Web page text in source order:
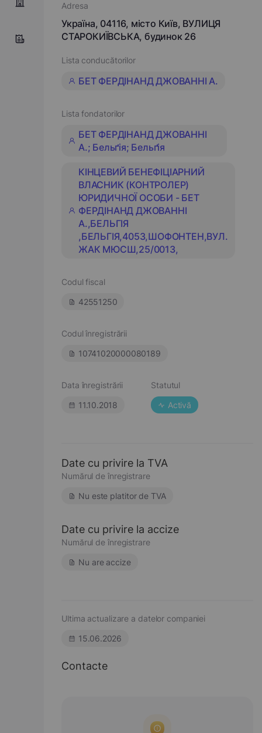
Adresa
Україна, 04116, місто Київ, ВУЛИЦЯ
СТАРОКИЇВСЬКА, будинок 26
Lista conducătorilor
БЕТ ФЕРДІНАНД ДЖОВАННІ А.
Lista fondatorilor
БЕТ ФЕРДІНАНД ДЖОВАННІ
А.; Бельґія; Бельґія
КІНЦЕВИЙ БЕНЕФІЦІАРНИЙ
ВЛАСНИК (КОНТРОЛЕР)
ЮРИДИЧНОЇ ОСОБИ - БЕТ
ФЕРДІНАНД ДЖОВАННІ
А.,БЕЛЬГІЯ
,БЕЛЬГІЯ,4053,ШОФОНТЕН,ВУЛ.
ЖАК МЮСШ,25/0013,
Codul fiscal
42551250
Codul înregistrării
10741020000080189
Data înregistrării
11.10.2018
Statutul
Activă
Date cu privire la TVA
Numărul de înregistrare
Nu este platitor de TVA
Date cu privire la accize
Numărul de înregistrare
Nu are accize
Ultima actualizare a datelor companiei
15.06.2026
Contacte